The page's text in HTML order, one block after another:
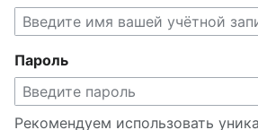
Пароль
Рекомендуем использовать